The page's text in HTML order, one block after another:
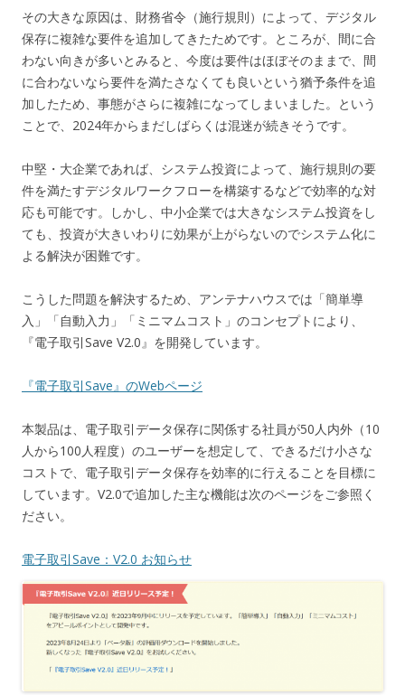
その大きな原因は、財務省令（施行規則）によって、デジタル
保存に複雑な要件を追加してきたためです。ところが、間に合
わない向きが多いとみると、今度は要件はほぼそのままで、間
に合わないなら要件を満たさなくても良いという猶予条件を追
加したため、事態がさらに複雑になってしまいました。という
ことで、2024年からまだしばらくは混迷が続きそうです。
中堅・大企業であれば、システム投資によって、施行規則の要
件を満たすデジタルワークフローを構築するなどで効率的な対
応も可能です。しかし、中小企業では大きなシステム投資をし
ても、投資が大きいわりに効果が上がらないのでシステム化に
よる解決が困難です。
こうした問題を解決するため、アンテナハウスでは「簡単導
入」「自動入力」「ミニマムコスト」のコンセプトにより、
『電子取引Save V2.0』を開発しています。
『電子取引Save』のWebページ
本製品は、電子取引データ保存に関係する社員が50人内外（10
人から100人程度）のユーザーを想定して、できるだけ小さな
コストで、電子取引データ保存を効率的に行えることを目標に
しています。V2.0で追加した主な機能は次のページをご参照く
ださい。
電子取引Save：V2.0 お知らせ